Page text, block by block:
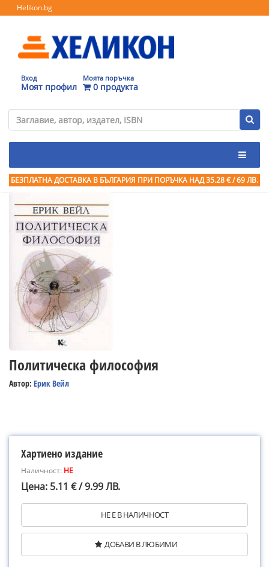
Helikon.bg
Вход
Моят профил
Моята поръчка
0 продукта
БЕЗПЛАТНА ДОСТАВКА В БЪЛГАРИЯ ПРИ ПОРЪЧКА НАД 35.28 € / 69 ЛВ.
Политическа философия
Автор: Ерик Вейл
Хартиено издание
Наличност: НЕ
Цена: 5.11 € / 9.99 ЛВ.
НЕ Е В НАЛИЧНОСТ
ДОБАВИ В ЛЮБИМИ